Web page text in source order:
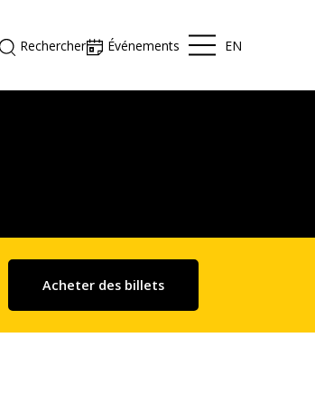
Rechercher Événements EN
Acheter des billets